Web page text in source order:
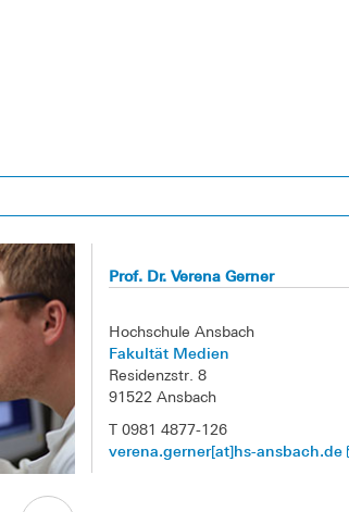
Prof. Dr. Verena Gerner
Hochschule Ansbach
Fakultät Medien
Residenzstr. 8
91522 Ansbach
T 0981 4877-126
verena.gerner[at]hs-ansbach.de